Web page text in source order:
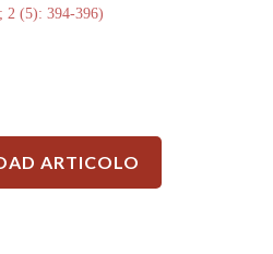
2 (5): 394-396)
ARTICOLO